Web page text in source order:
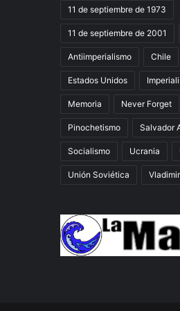
11 de septiembre de 1973
11 de septiembre de 2001
Antiimperialismo Chile
Estados Unidos
Memoria Never Forget
Pinochetismo Salvador
Socialismo Ucrania
Unión Soviética